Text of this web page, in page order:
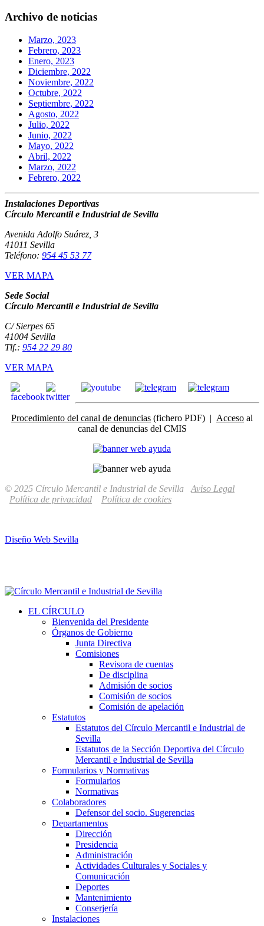
Archivo de noticias
Marzo, 2023
Febrero, 2023
Enero, 2023
Diciembre, 2022
Noviembre, 2022
Octubre, 2022
Septiembre, 2022
Agosto, 2022
Julio, 2022
Junio, 2022
Mayo, 2022
Abril, 2022
Marzo, 2022
Febrero, 2022
Instalaciones Deportivas
Círculo Mercantil e Industrial de Sevilla
Avenida Adolfo Suárez, 3
41011 Sevilla
Teléfono: 954 45 53 77
VER MAPA
Sede Social
Círculo Mercantil e Industrial de Sevilla
C/ Sierpes 65
41004 Sevilla
Tlf.: 954 22 29 80
VER MAPA
Procedimiento del canal de denuncias (fichero PDF) | Acceso al
canal de denuncias del CMIS
© 2025 Círculo Mercantil e Industrial de Sevilla Aviso Legal
Política de privacidad
Política de cookies
Diseño Web Sevilla
EL CÍRCULO
Bienvenida del Presidente
Órganos de Gobierno
Junta Directiva
Comisiones
Revisora de cuentas
De disciplina
Admisión de socios
Comisión de socios
Comisión de apelación
Estatutos
Estatutos del Círculo Mercantil e Industrial de
Sevilla
Estatutos de la Sección Deportiva del Círculo
Mercantil e Industrial de Sevilla
Formularios y Normativas
Formularios
Normativas
Colaboradores
Defensor del socio. Sugerencias
Departamentos
Dirección
Presidencia
Administración
Actividades Culturales y Sociales y
Comunicación
Deportes
Mantenimiento
Conserjería
Instalaciones